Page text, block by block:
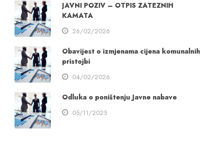
JAVNI POZIV – OTPIS ZATEZNIH
KAMATA
26/02/2026
Obavijest o izmjenama cijena komunalnih
pristojbi
04/02/2026
Odluka o poništenju Javne nabave
05/11/2025